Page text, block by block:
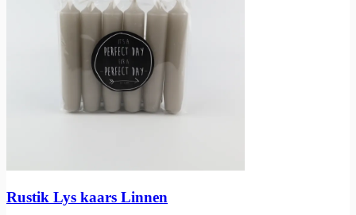
Rustik Lys kaars Linnen